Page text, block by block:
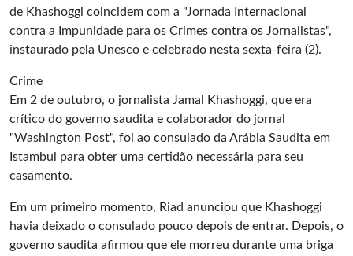
de Khashoggi coincidem com a "Jornada Internacional
contra a Impunidade para os Crimes contra os Jornalistas",
instaurado pela Unesco e celebrado nesta sexta-feira (2).
Crime
Em 2 de outubro, o jornalista Jamal Khashoggi, que era
crítico do governo saudita e colaborador do jornal
"Washington Post", foi ao consulado da Arábia Saudita em
Istambul para obter uma certidão necessária para seu
casamento.
Em um primeiro momento, Riad anunciou que Khashoggi
havia deixado o consulado pouco depois de entrar. Depois, o
governo saudita afirmou que ele morreu durante uma briga